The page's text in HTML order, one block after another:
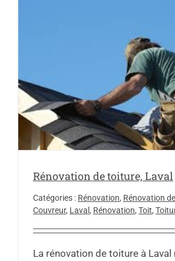
Rénovation de toiture, Laval
Catégories : Rénovation, Rénovation
Couvreur, Laval , Rénovation, Toit,
La rénovation de toiture à Laval